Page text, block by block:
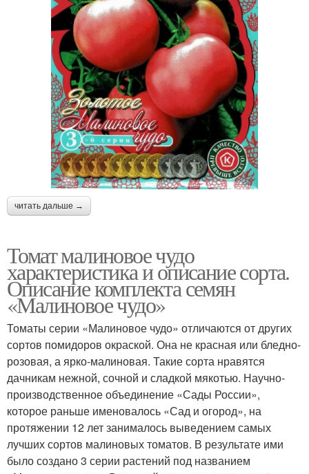
читать дальше →
Томат малиновое чудо
характеристика и описание сорта.
Описание комплекта семян
«Малиновое чудо»
Томаты серии «Малиновое чудо» отличаются от других
сортов помидоров окраской. Она не красная или бледно-
розовая, а ярко-малиновая. Такие сорта нравятся
дачникам нежной, сочной и сладкой мякотью. Научно-
производственное объединение «Сады России»,
которое раньше именовалось «Сад и огород», на
протяжении 12 лет занималось выведением самых
лучших сортов малиновых томатов. В результате ими
было создано 3 серии растений под названием